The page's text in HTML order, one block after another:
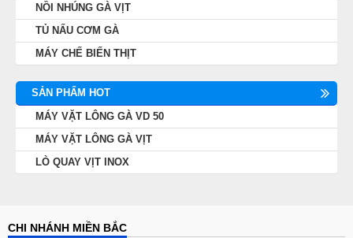
NỒI NHÚNG GÀ VỊT
TỦ NẤU CƠM GÀ
MÁY CHẾ BIẾN THỊT
SẢN PHẨM HOT
MÁY VẶT LÔNG GÀ VD 50
MÁY VẶT LÔNG GÀ VỊT
LÒ QUAY VỊT INOX
CHI NHÁNH MIỀN BẮC